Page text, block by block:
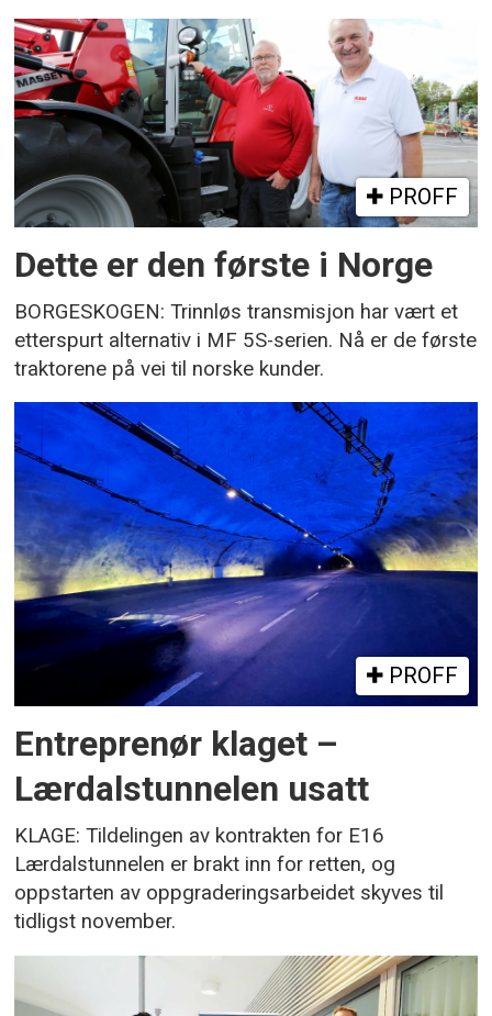
PROFF
Dette er den første i Norge
BORGESKOGEN: Trinnløs transmisjon har vært et
etterspurt alternativ i MF 5S-serien. Nå er de første
traktorene på vei til norske kunder.
PROFF
Entreprenør klaget –
Lærdalstunnelen usatt
KLAGE: Tildelingen av kontrakten for E16
Lærdalstunnelen er brakt inn for retten, og
oppstarten av oppgraderingsarbeidet skyves til
tidligst november.